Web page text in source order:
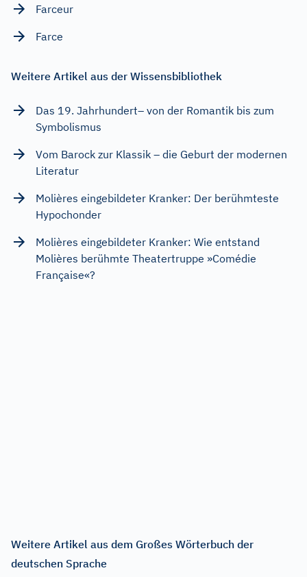
Farceur
Farce
Weitere Artikel aus der Wissensbibliothek
Das 19. Jahrhundert– von der Romantik bis zum
Symbolismus
Vom Barock zur Klassik – die Geburt der modernen
Literatur
Molières eingebildeter Kranker: Der berühmteste
Hypochonder
Molières eingebildeter Kranker: Wie entstand
Molières berühmte Theatertruppe »Comédie
Française«?
Weitere Artikel aus dem Großes Wörterbuch der
deutschen Sprache